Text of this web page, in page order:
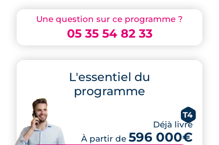
Une question sur ce programme ?
05 35 54 82 33
L'essentiel du
programme
T4
Déjà livré
À partir de 596 000€